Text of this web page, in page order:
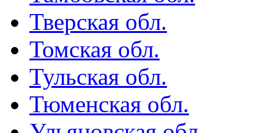
Тверская обл.
Томская обл.
Тульская обл.
Тюменская обл.